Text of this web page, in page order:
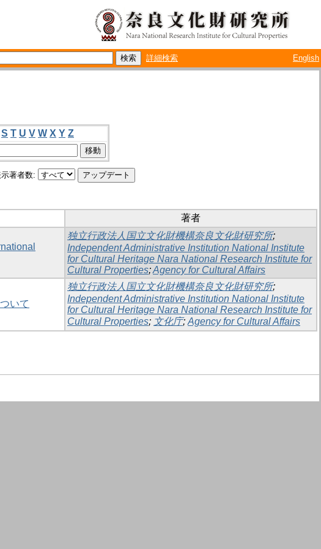
詳細検索 English
S T U V W X Y Z
著者数:
著者
独立行政法人国立文化財機構奈良文化財研究所;
Independent Administrative Institution National Institute
for Cultural Heritage Nara National Research Institute for
Cultural Properties;Agency for Cultural Affairs
いて
独立行政法人国立文化財機構奈良文化財研究所;
Independent Administrative Institution National Institute
for Cultural Heritage Nara National Research Institute for
Cultural Properties; 文化庁; Agency for Cultural Affairs